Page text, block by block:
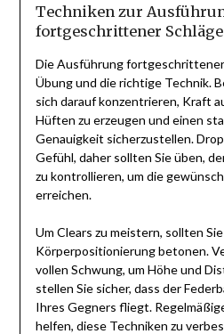
Techniken zur
fortgeschrittener Schläge
Die Ausführung
Übung und die richtige Technik.
sich darauf konzentrieren, Kraft
Hüften zu erzeugen und einen
Genauigkeit sicherzustellen.
Gefühl, daher sollten Sie üben,
zu kontrollieren, um die
erreichen.
Um Clears zu meistern, sollten
Körperpositionierung betonen.
vollen Schwung, um Höhe und
stellen Sie sicher, dass der
Ihres Gegners fliegt.
helfen, diese Techniken zu